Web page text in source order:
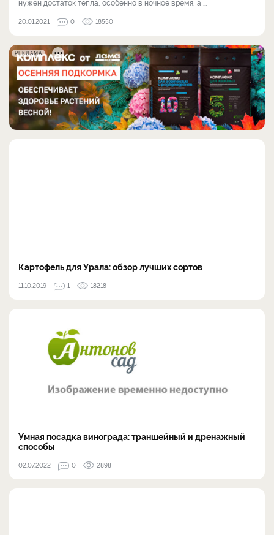
20.01.2021 0 18550
РЕКЛАМА
Картофель для Урала: обзор лучших сортов
11.10.2019 1 18218
Умная посадка винограда: траншейный и дренажный
способы
02.07.2022 0 2898